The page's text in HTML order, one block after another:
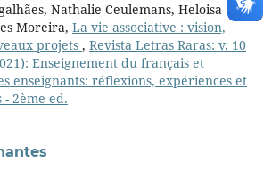
Nathalie Ceulemans, Heloisa
Moreira, La vie associative : vision,
projets , Revista Letras Raras: v. 10
Enseignement du français et
enseignants: réflexions, expériences et
2ème ed.